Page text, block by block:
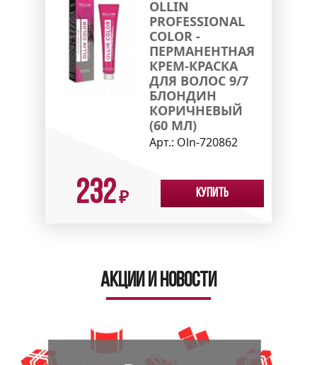
OLLIN
PROFESSIONAL
COLOR -
ПЕРМАНЕНТНАЯ
КРЕМ-КРАСКА
ДЛЯ ВОЛОС 9/7
БЛОНДИН
КОРИЧНЕВЫЙ
(60 МЛ)
Арт.: Oln-720862
232₽ Купить
Акции и новости